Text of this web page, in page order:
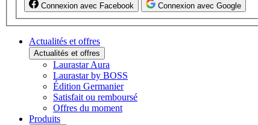
Connexion avec Facebook Connexion avec Google
Actualités et offres
Actualités et offres
Laurastar Aura
Laurastar by BOSS
Édition Germanier
Satisfait ou remboursé
Offres du moment
Produits